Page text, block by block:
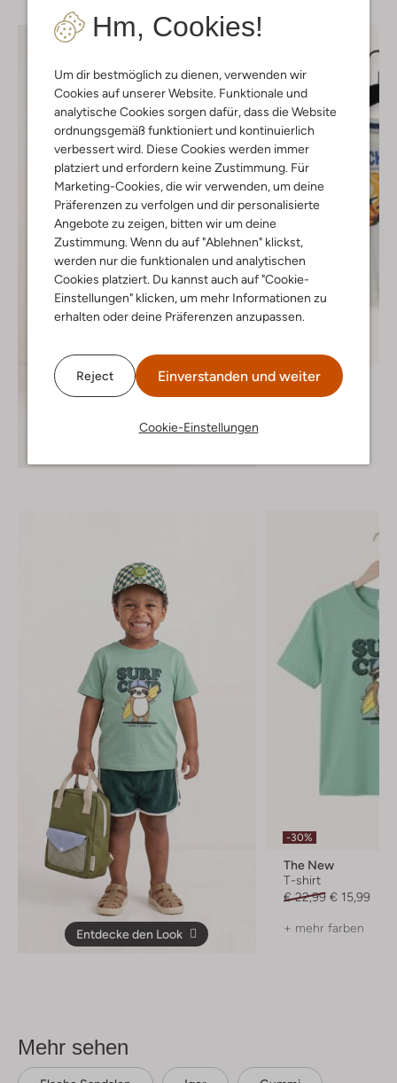
Hm, Cookies!
Um dir bestmöglich zu dienen, verwenden wir
Cookies auf unserer Website. Funktionale und
analytische Cookies sorgen dafür, dass die Website
ordnungsgemäß funktioniert und kontinuierlich
verbessert wird. Diese Cookies werden immer
platziert und erfordern keine Zustimmung. Für
Marketing-Cookies, die wir verwenden, um deine
Präferenzen zu verfolgen und dir personalisierte
Angebote zu zeigen, bitten wir um deine
Zustimmung. Wenn du auf "Ablehnen" klickst,
werden nur die funktionalen und analytischen
Cookies platziert. Du kannst auch auf "Cookie-
Einstellungen" klicken, um mehr Informationen zu
erhalten oder deine Präferenzen anzupassen.
Reject Einverstanden und weiter
Cookie-Einstellungen
The New
T-shirt
Entdecke den Look
-30%
The New
T-shirt
€ 22,99 € 15,99
+ mehr farben
Mehr sehen